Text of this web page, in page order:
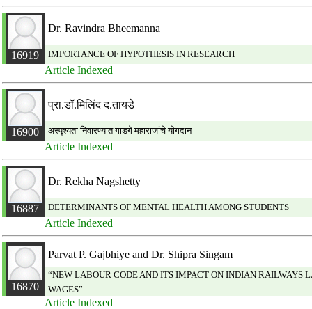
16919
Dr. Ravindra Bheemanna
IMPORTANCE OF HYPOTHESIS IN RESEARCH
Article Indexed
16900
प्रा.डॉ.मिलिंद द.तायडे
अस्पृश्यता निवारण्यात गाडगे महाराजांचे योगदान
Article Indexed
16887
Dr. Rekha Nagshetty
DETERMINANTS OF MENTAL HEALTH AMONG STUDENTS
Article Indexed
16870
Parvat P. Gajbhiye and Dr. Shipra Singam
“NEW LABOUR CODE AND ITS IMPACT ON INDIAN RAILWAYS
WAGES”
Article Indexed